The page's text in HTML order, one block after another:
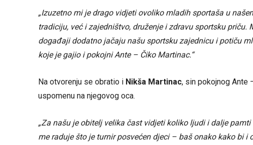
„Izuzetno mi je drago vidjeti ovoliko mladih sportaša u
tradiciju, već i zajedništvo, druženje i zdravu sportsku
događaji dodatno jačaju našu sportsku zajednicu i potiču
koje je gajio i pokojni Ante – Čiko Martinac.“
Na otvorenju se obratio i Nikša Martinac, sin pokojnog Ante
uspomenu na njegovog oca.
„Za našu je obitelj velika čast vidjeti koliko ljudi i dalje
me raduje što je turnir posvećen djeci – baš onako kako bi i